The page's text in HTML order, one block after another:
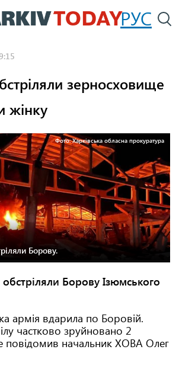
Перейти
до
РУС
зерносховище
жінку
Фото: Харківська обласна прокуратура
Борову.
Борову Ізюмського
армія вдарила по Боровій.
частково зруйновано 2
повідомив начальник ХОВА Олег